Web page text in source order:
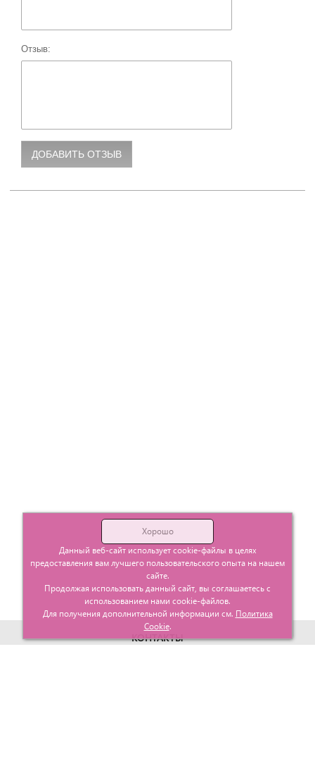
Отзыв:
КОНТАКТЫ
Хорошо
Данный веб-сайт использует cookie-файлы в целях
предоставления вам лучшего пользовательского опыта на нашем
сайте.
Продолжая использовать данный сайт, вы соглашаетесь с
использованием нами cookie-файлов.
Для получения дополнительной информации см. Политика
Cookie.